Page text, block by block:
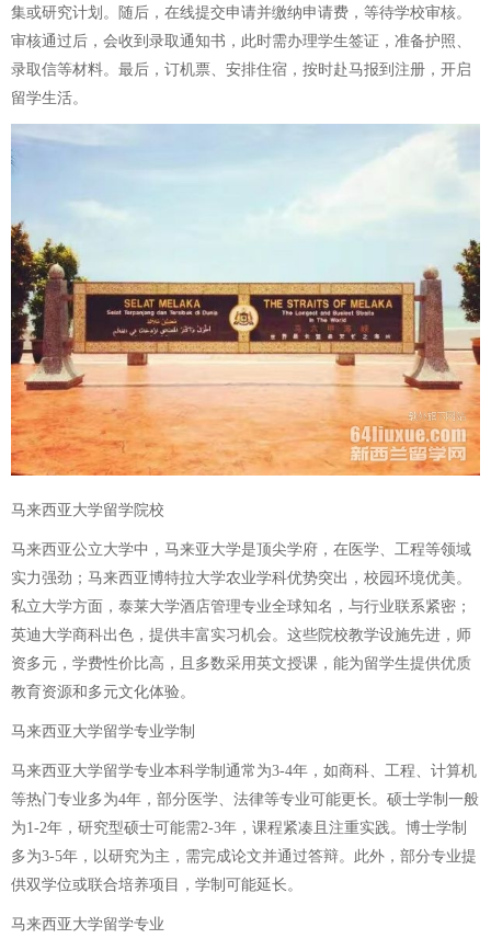
集或研究计划。随后，在线提交申请并缴纳申请费，等待学校审核。
审核通过后，会收到录取通知书，此时需办理学生签证，准备护照、
录取信等材料。最后，订机票、安排住宿，按时赴马报到注册，开启
留学生活。
马来西亚大学留学院校
马来西亚公立大学中，马来亚大学是顶尖学府，在医学、工程等领域
实力强劲；马来西亚博特拉大学农业学科优势突出，校园环境优美。
私立大学方面，泰莱大学酒店管理专业全球知名，与行业联系紧密；
英迪大学商科出色，提供丰富实习机会。这些院校教学设施先进，师
资多元，学费性价比高，且多数采用英文授课，能为留学生提供优质
教育资源和多元文化体验。
马来西亚大学留学专业学制
马来西亚大学留学专业本科学制通常为3-4年，如商科、工程、计算机
等热门专业多为4年，部分医学、法律等专业可能更长。硕士学制一般
为1-2年，研究型硕士可能需2-3年，课程紧凑且注重实践。博士学制
多为3-5年，以研究为主，需完成论文并通过答辩。此外，部分专业提
供双学位或联合培养项目，学制可能延长。
马来西亚大学留学专业